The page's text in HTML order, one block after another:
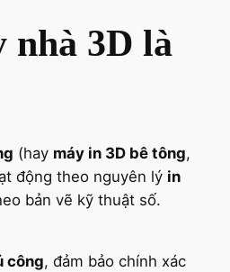
nhà 3D là
(hay máy in 3D bê tông,
động theo nguyên lý in
bản vẽ kỹ thuật số.
công, đảm bảo chính xác